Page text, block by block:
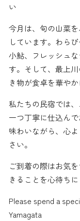
い
今月は、旬の山菜
しています。わら
小鮎、フレッシュ
す。そして、最上
き物が食卓を華やか
私たちの民宿では
一つ丁寧に仕込ん
味わいながら、心
さい。
ご到着の際はお気
きることを心待ち
Please spend a
Yamagata